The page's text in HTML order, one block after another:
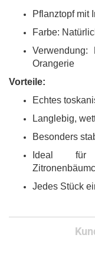
Pflanztopf mit
Farbe:
Verwendung:
Orangerie
Vorteile:
Echtes
Langlebig,
Besonders
Ideal für
Jedes Stück